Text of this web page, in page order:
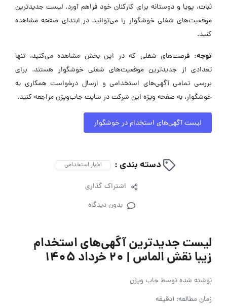
ثبات، پویا و دوستانه برای کارکنان خود فراهم آورد. لیست جدیدترین
موقعیت‌های شغلی خوشگوار را می‌توانید در ابتدای صفحه مشاهده
کنید.
توجه: فرصت‌های شغلی که در این بخش مشاهده می‌کنید، تنها
تعدادی از جدیدترین موقعیت‌های شغلی خوشگوار هستند. برای
بررسی تمامی آگهی‌های استخدامی و ارسال درخواست همکاری به
خوشگوار، به صفحه ویژه این شرکت در سایت جاب‌ویژن مراجعه کنید.
لیست آگهی‌های استخدام در خوشگوار
دسته بندی : اخبار استخدامی
اشتراک گذاری
بدون دیدگاه
لیست جدیدترین آگهی‌های استخدام
زیبا نقش الماس | ۲۰ خرداد ۱۴۰۵
نوشته شده توسطجاب ویژن
زمان مطالعه: 1دقیقه